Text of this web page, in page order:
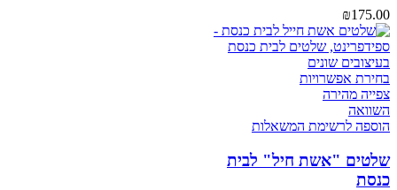
₪175.00
בחירת אפשרויות
צפייה מהירה
השוואה
הוספה לרשימת המשאלות
שלטים "אשת חיל" לבית
כנסת